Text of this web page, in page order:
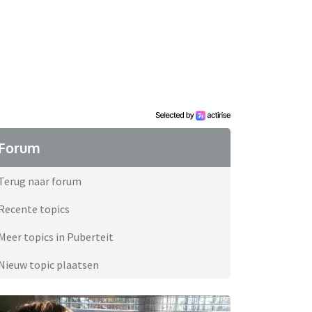
naar forum
topics
topics in Puberteit
topic plaatsen